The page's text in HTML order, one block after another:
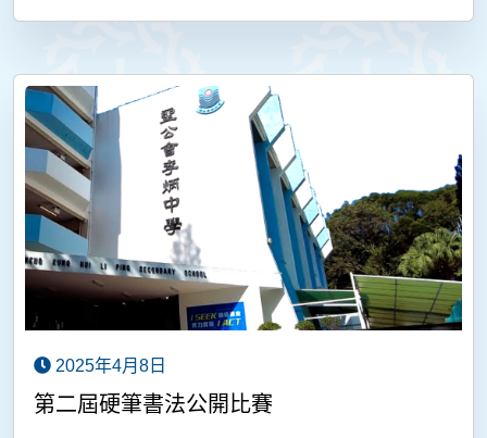
2025年4月8日
第二屆硬筆書法公開比賽